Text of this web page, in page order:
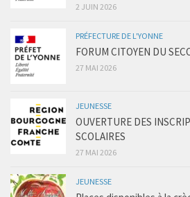
2 JUIN 2026
PRÉFECTURE DE L'YONNE
FORUM CITOYEN DU
27 MAI 2026
JEUNESSE
OUVERTURE DES
SCOLAIRES
27 MAI 2026
JEUNESSE